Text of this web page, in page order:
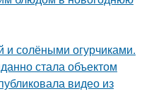
и солёными огурчиками.
стала объектом
видео из